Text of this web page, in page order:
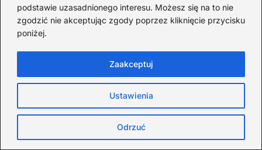
podstawie uzasadnionego interesu. Możesz się na to nie
zgodzić nie akceptując zgody poprzez kliknięcie przycisku
poniżej.
Ustawienia
Odrzuć
Zaakceptuj